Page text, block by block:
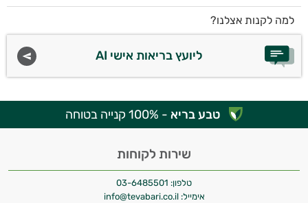
למה לקנות אצלנו?
ליועץ בריאות אישי AI
טבע בריא - 100% קנייה בטוחה
שירות לקוחות
טלפון: 03-6485501
אימייל: info@tevabari.co.il